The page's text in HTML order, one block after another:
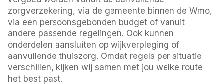
zorgverzekering, via de gemeente binnen de Wmo,
via een persoonsgebonden budget of vanuit
andere passende regelingen. Ook kunnen
onderdelen aansluiten op wijkverpleging of
aanvullende thuiszorg. Omdat regels per situatie
verschillen, kijken wij samen met jou welke route
het best past.